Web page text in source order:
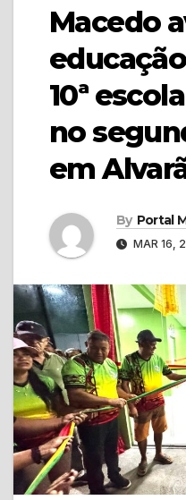
Macedo
10ª
no
em
By Portal
MAR 16,